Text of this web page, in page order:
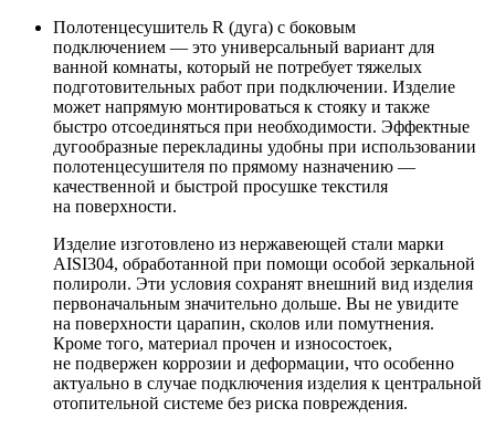
Полотенцесушитель R (дуга) с боковым
подключением — это универсальный вариант для
ванной комнаты, который не потребует тяжелых
подготовительных работ при подключении. Изделие
может напрямую монтироваться к стояку и также
быстро отсоединяться при необходимости. Эффектные
дугообразные перекладины удобны при использовании
полотенцесушителя по прямому назначению —
качественной и быстрой просушке текстиля
на поверхности.
Изделие изготовлено из нержавеющей стали марки
AISI304, обработанной при помощи особой зеркальной
полироли. Эти условия сохранят внешний вид изделия
первоначальным значительно дольше. Вы не увидите
на поверхности царапин, сколов или помутнения.
Кроме того, материал прочен и износостоек,
не подвержен коррозии и деформации, что особенно
актуально в случае подключения изделия к центральной
отопительной системе без риска повреждения.